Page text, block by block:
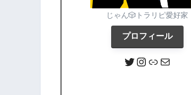
じゃん🎲トラリピ愛好家
プロフィール